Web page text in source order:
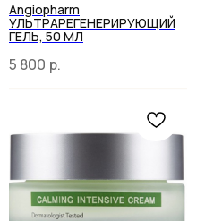
Angiopharm
УЛЬТРАРЕГЕНЕРИРУЮЩИЙ
ГЕЛЬ, 50 МЛ
5 800 р.